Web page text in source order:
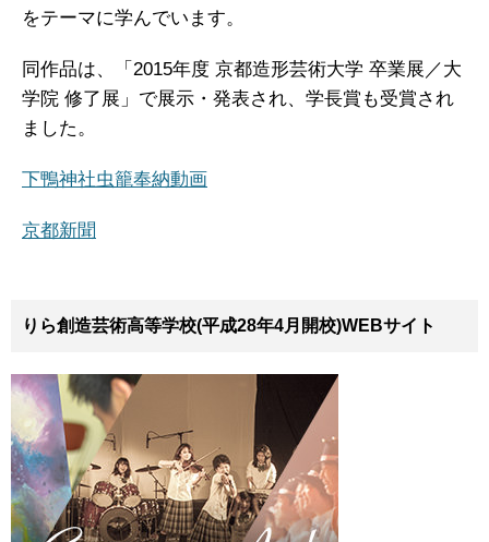
をテーマに学んでいます。
同作品は、「2015年度 京都造形芸術大学 卒業展／大
学院 修了展」で展示・発表され、学長賞も受賞され
ました。
下鴨神社虫籠奉納動画
京都新聞
りら創造芸術高等学校(平成28年4月開校)WEBサイト